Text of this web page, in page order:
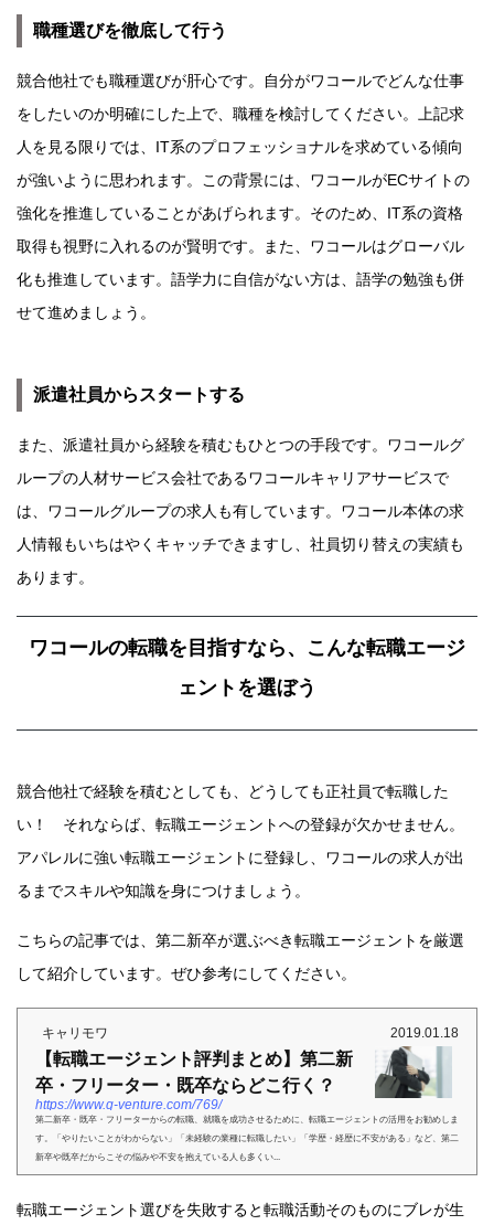
職種選びを徹底して行う
競合他社でも職種選びが肝心です。自分がワコールでどんな仕事
をしたいのか明確にした上で、職種を検討してください。上記求
人を見る限りでは、IT系のプロフェッショナルを求めている傾向
が強いように思われます。この背景には、ワコールがECサイトの
強化を推進していることがあげられます。そのため、IT系の資格
取得も視野に入れるのが賢明です。また、ワコールはグローバル
化も推進しています。語学力に自信がない方は、語学の勉強も併
せて進めましょう。
派遣社員からスタートする
また、派遣社員から経験を積むもひとつの手段です。ワコールグ
ループの人材サービス会社であるワコールキャリアサービスで
は、ワコールグループの求人も有しています。ワコール本体の求
人情報もいちはやくキャッチできますし、社員切り替えの実績も
あります。
ワコールの転職を目指すなら、こんな転職エージ
ェントを選ぼう
競合他社で経験を積むとしても、どうしても正社員で転職した
い！ それならば、転職エージェントへの登録が欠かせません。
アパレルに強い転職エージェントに登録し、ワコールの求人が出
るまでスキルや知識を身につけましょう。
こちらの記事では、第二新卒が選ぶべき転職エージェントを厳選
して紹介しています。ぜひ参考にしてください。
キャリモワ 2019.01.18
【転職エージェント評判まとめ】第二新
卒・フリーター・既卒ならどこ行く？
https://www.q-venture.com/769/
第二新卒・既卒・フリーターからの転職、就職を成功させるために、転職エージェントの活用をお勧めしま
す。「やりたいことがわからない」「未経験の業種に転職したい」「学歴・経歴に不安がある」など、第二
新卒や既卒だからこその悩みや不安を抱えている人も多くい...
転職エージェント選びを失敗すると転職活動そのものにブレが生